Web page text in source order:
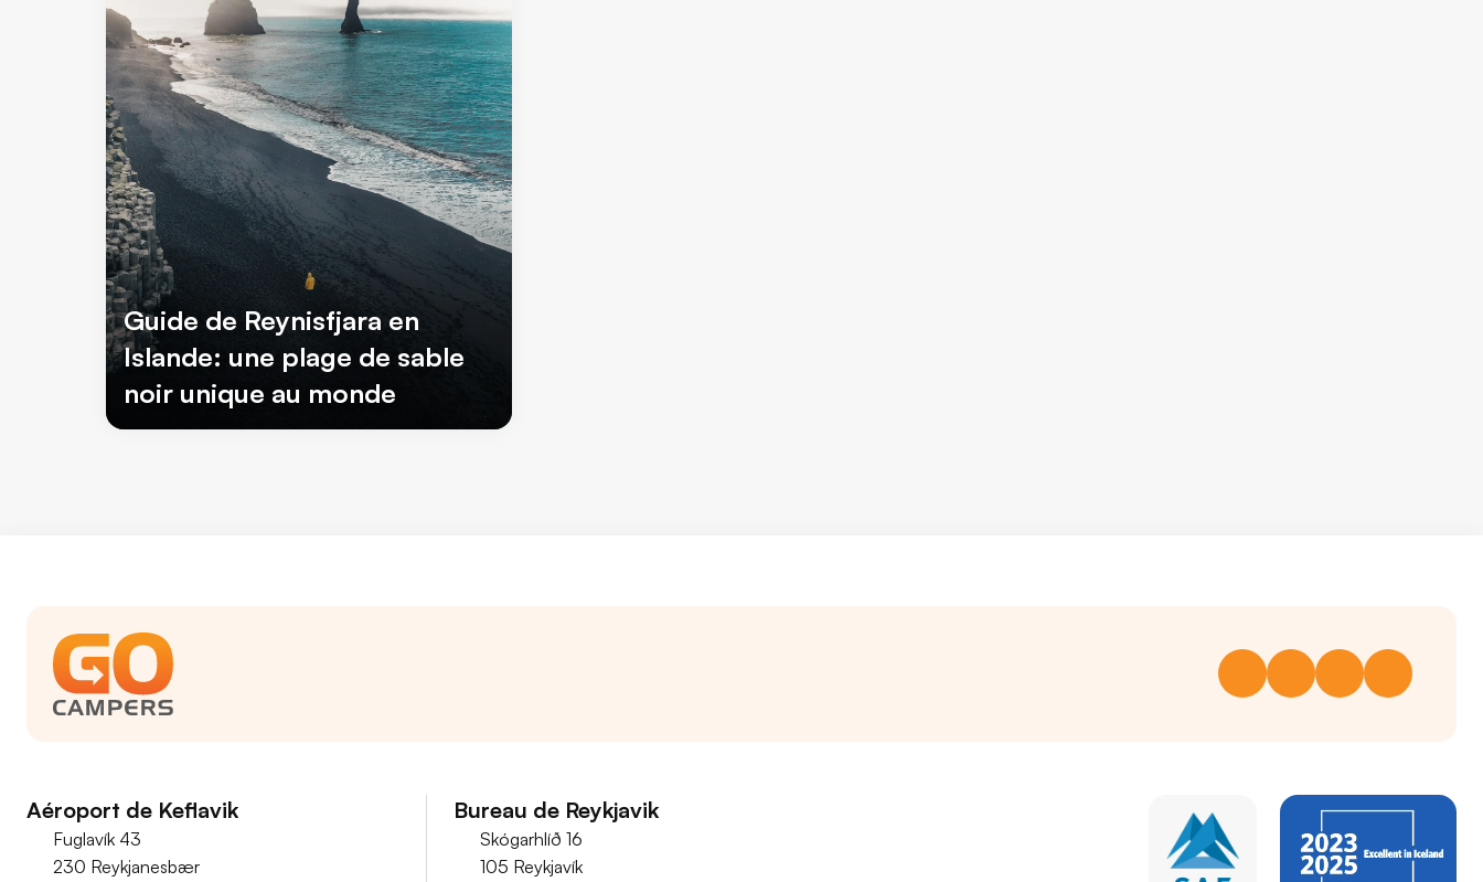
Guide de Reynisfjara en
Islande: une plage de sable
noir unique au monde
Aéroport de Keflavik
Fuglavík 43
230 Reykjanesbær
Bureau de Reykjavik
Skógarhlíð 16
105 Reykjavík